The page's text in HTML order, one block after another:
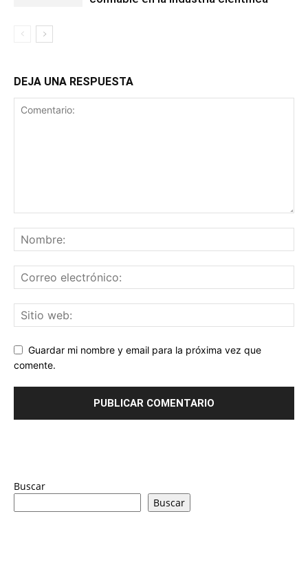
DEJA UNA RESPUESTA
Guardar mi nombre y email para la próxima vez que
comente.
Buscar
Buscar